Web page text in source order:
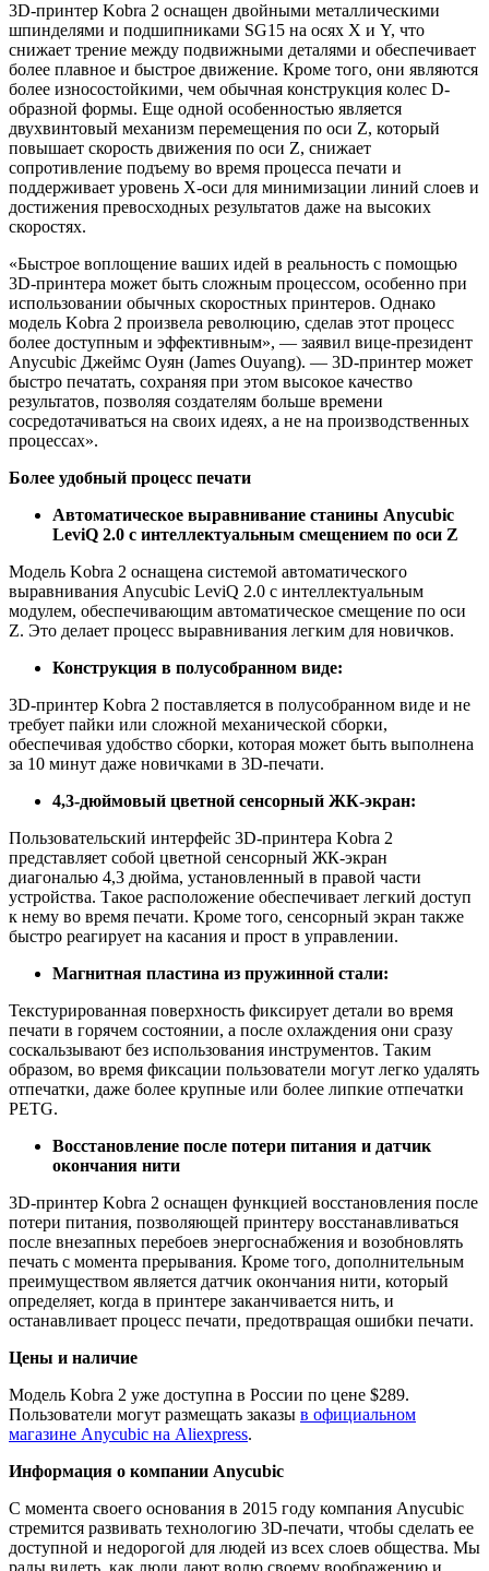
3D-принтер Kobra 2 оснащен двойными металлическими
шпинделями и подшипниками SG15 на осях X и Y, что
снижает трение между подвижными деталями и обеспечивает
более плавное и быстрое движение. Кроме того, они являются
более износостойкими, чем обычная конструкция колес D-
образной формы. Еще одной особенностью является
двухвинтовый механизм перемещения по оси Z, который
повышает скорость движения по оси Z, снижает
сопротивление подъему во время процесса печати и
поддерживает уровень X-оси для минимизации линий слоев и
достижения превосходных результатов даже на высоких
скоростях.
«Быстрое воплощение ваших идей в реальность с помощью
3D-принтера может быть сложным процессом, особенно при
использовании обычных скоростных принтеров. Однако
модель Kobra 2 произвела революцию, сделав этот процесс
более доступным и эффективным», — заявил вице-президент
Anycubic Джеймс Оуян (James Ouyang). — 3D-принтер может
быстро печатать, сохраняя при этом высокое качество
результатов, позволяя создателям больше времени
сосредотачиваться на своих идеях, а не на производственных
процессах».
Более удобный процесс печати
Автоматическое выравнивание станины Anycubic
LeviQ 2.0 с интеллектуальным смещением по оси Z
Модель Kobra 2 оснащена системой автоматического
выравнивания Anycubic LeviQ 2.0 с интеллектуальным
модулем, обеспечивающим автоматическое смещение по оси
Z. Это делает процесс выравнивания легким для новичков.
Конструкция в полусобранном виде:
3D-принтер Kobra 2 поставляется в полусобранном виде и не
требует пайки или сложной механической сборки,
обеспечивая удобство сборки, которая может быть выполнена
за 10 минут даже новичками в 3D-печати.
4,3-дюймовый цветной сенсорный ЖК-экран:
Пользовательский интерфейс 3D-принтера Kobra 2
представляет собой цветной сенсорный ЖК-экран
диагональю 4,3 дюйма, установленный в правой части
устройства. Такое расположение обеспечивает легкий доступ
к нему во время печати. Кроме того, сенсорный экран также
быстро реагирует на касания и прост в управлении.
Магнитная пластина из пружинной стали:
Текстурированная поверхность фиксирует детали во время
печати в горячем состоянии, а после охлаждения они сразу
соскальзывают без использования инструментов. Таким
образом, во время фиксации пользователи могут легко удалять
отпечатки, даже более крупные или более липкие отпечатки
PETG.
Восстановление после потери питания и датчик
окончания нити
3D-принтер Kobra 2 оснащен функцией восстановления после
потери питания, позволяющей принтеру восстанавливаться
после внезапных перебоев энергоснабжения и возобновлять
печать с момента прерывания. Кроме того, дополнительным
преимуществом является датчик окончания нити, который
определяет, когда в принтере заканчивается нить, и
останавливает процесс печати, предотвращая ошибки печати.
Цены и наличие
Модель Kobra 2 уже доступна в России по цене $289.
Пользователи могут размещать заказы в официальном
магазине Anycubic на Aliexpress.
Информация о компании Anycubic
С момента своего основания в 2015 году компания Anycubic
стремится развивать технологию 3D-печати, чтобы сделать ее
доступной и недорогой для людей из всех слоев общества. Мы